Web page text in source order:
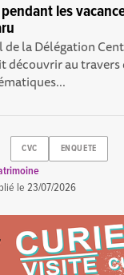
les
la Délégation
découvrir au travers
CVC ENQUETE
le23/07/2026